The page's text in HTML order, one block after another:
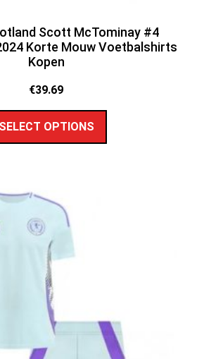
Scott McTominay #4
Korte Mouw Voetbalshirts
Kopen
€39.69
SELECT OPTIONS